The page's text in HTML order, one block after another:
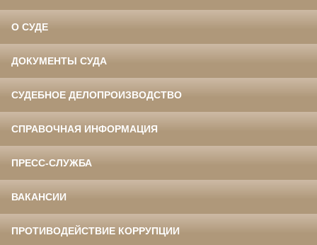
О СУДЕ
ДОКУМЕНТЫ СУДА
СУДЕБНОЕ ДЕЛОПРОИЗВОДСТВО
СПРАВОЧНАЯ ИНФОРМАЦИЯ
ПРЕСС-СЛУЖБА
ВАКАНСИИ
ПРОТИВОДЕЙСТВИЕ КОРРУПЦИИ